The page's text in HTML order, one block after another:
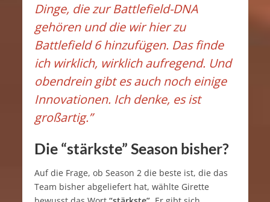
Dinge, die zur Battlefield-DNA
gehören und die wir hier zu
Battlefield 6 hinzufügen. Das finde
ich wirklich, wirklich aufregend. Und
obendrein gibt es auch noch einige
Innovationen. Ich denke, es ist
großartig.”
Die “stärkste” Season bisher?
Auf die Frage, ob Season 2 die beste ist, die das
Team bisher abgeliefert hat, wählte Girette